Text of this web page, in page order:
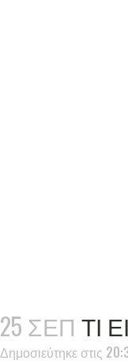
25 ΣΕΠ ΤΙ
Δημοσιεύτηκε στις